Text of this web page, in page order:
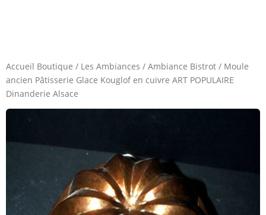
Accueil Boutique / Les Ambiances / Ambiance Bistrot / Moule
ancien Pâtisserie Glace Kouglof en cuivre ART POPULAIRE
Dinanderie Alsace